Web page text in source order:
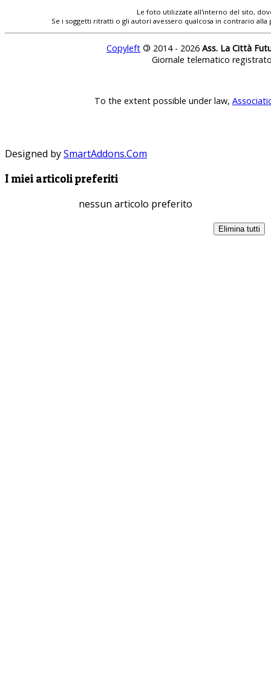
Le foto utilizzate all'interno del sito,
Se i soggetti ritratti o gli autori avessero qualcosa in contrario
Copyleft © 2014 - 2026 Ass. La Città
Giornale telematico
To the extent possible under law,
Designed bySmartAddons.Com
I miei articoli preferiti
nessun articolo preferito